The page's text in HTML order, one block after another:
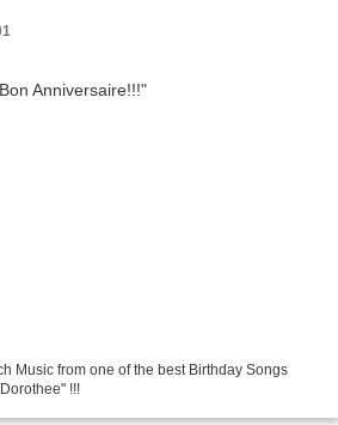
Music from one of the best Birthday Songs
!!!